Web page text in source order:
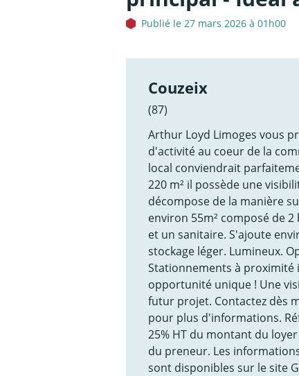
Publié le 27 mars 2026 à 01h00
Couzeix
(87)
Arthur Loyd Limoges vous
d'activité au coeur de la
local conviendrait
220 m² il possède une
décompose de la manière
environ 55m² composé de
et un sanitaire. S'ajoute
stockage léger. Lumineux.
Stationnements à proximité
opportunité unique ! Une
futur projet. Contactez dès
pour plus d'informations.
25% HT du montant du
du preneur. Les
sont disponibles sur le site